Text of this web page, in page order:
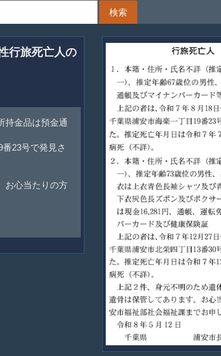
行旅死亡人の
持金品は預金通
23号で発見さ
お心当たりの方